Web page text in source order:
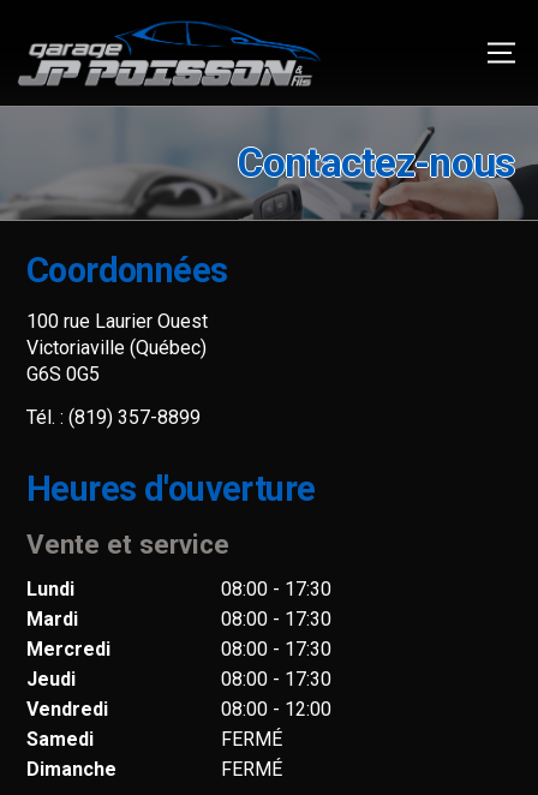
Contactez-nous
Coordonnées
100 rue Laurier Ouest
Victoriaville (Québec)
G6S 0G5
Tél. : (819) 357-8899
Heures d'ouverture
Lundi
08:00 - 17:30
Mardi
08:00 - 17:30
Mercredi
08:00 - 17:30
Jeudi
08:00 - 17:30
Vendredi
08:00 - 12:00
Samedi
FERMÉ
Dimanche
FERMÉ